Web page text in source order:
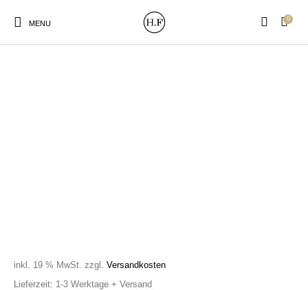
MENU
0
inkl. 19 % MwSt. zzgl.Versandkosten
Lieferzeit: 1-3 Werktage + Versand